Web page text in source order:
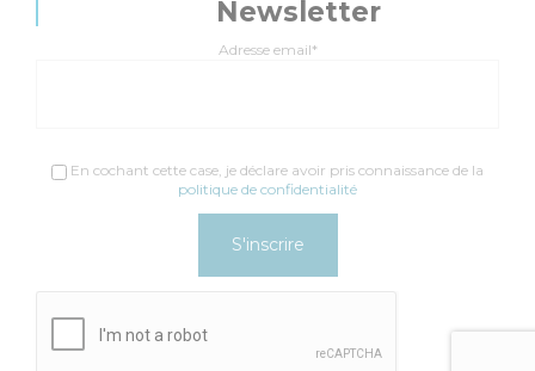
Newsletter
Adresse email*
En cochant cette case, je déclare avoir pris connaissance de la
politique de confidentialité